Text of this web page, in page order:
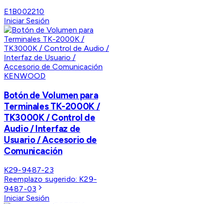
E1B002210
Iniciar Sesión
KENWOOD
Botón de Volumen para
Terminales TK-2000K /
TK3000K / Control de
Audio / Interfaz de
Usuario / Accesorio de
Comunicación
K29-9487-23
Reemplazo sugerido: K29-
9487-03
Iniciar Sesión